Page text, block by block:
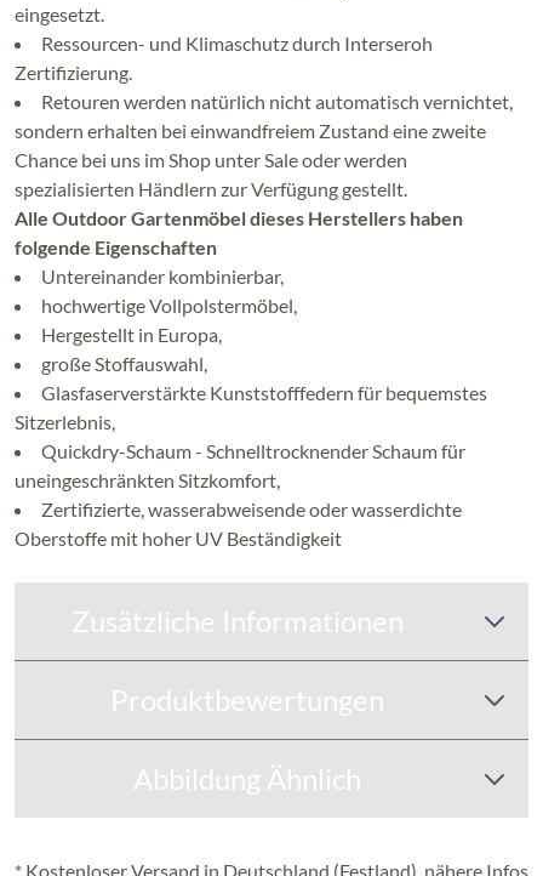
eingesetzt.
Ressourcen- und Klimaschutz durch Interseroh
Zertifizierung.
Retouren werden natürlich nicht automatisch vernichtet,
sondern erhalten bei einwandfreiem Zustand eine zweite
Chance bei uns im Shop unter Sale oder werden
spezialisierten Händlern zur Verfügung gestellt.
Alle Outdoor Gartenmöbel dieses Herstellers haben
folgende Eigenschaften
Untereinander kombinierbar,
hochwertige Vollpolstermöbel,
Hergestellt in Europa,
große Stoffauswahl,
Glasfaserverstärkte Kunststofffedern für bequemstes
Sitzerlebnis,
Quickdry-Schaum - Schnelltrocknender Schaum für
uneingeschränkten Sitzkomfort,
Zertifizierte, wasserabweisende oder wasserdichte
Oberstoffe mit hoher UV Beständigkeit
Zusätzliche Informationen
Produktbewertungen
Abbildung Ähnlich
* Kostenloser Versand in Deutschland (Festland), nähere Infos